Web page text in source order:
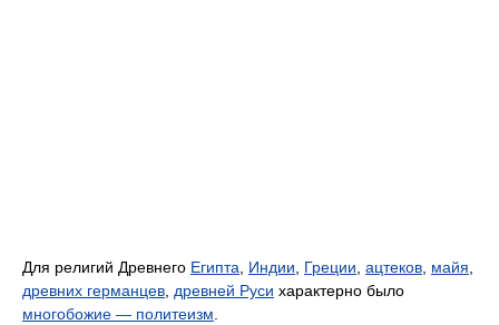
Для религий Древнего Египта Индии Греции ацтеков майя
древних германцев древней Руси характерно было
многобожие — политеизм